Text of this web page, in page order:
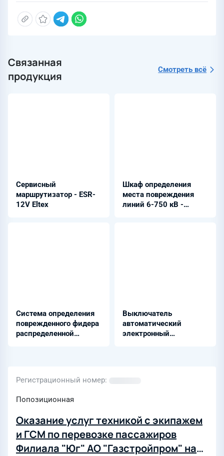
Связанная
продукция
Смотреть всё
Сервисный
маршрутизатор - ESR-
12V Eltex
Шкаф определения
места повреждения
линий 6-750 кВ -
Система определения
поврежденного фидера
распределенной
Выключатель
автоматический
электронный
Регистрационный номер
Попозиционная
Оказание услуг техникой с экипажем
и ГСМ по перевозке пассажиров
Филиала "Юг" АО "Газстройпром" на